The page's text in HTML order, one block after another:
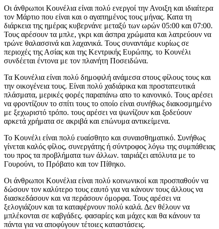
Οι άνθρωποι Κουνέλια είναι πολύ ενεργοί την Ανοιξη και ιδιαίτερα
τον Μάρτιο που είναι και ο αγαπημένος τους μήνας. Κατα τη
διάρκεια της ημέρας κυβερνάνε μεταξύ των ωρών 05:00 και 07:00.
Τους αρέσουν τα μπλε, γκρι και άσπρα χρώματα και λατρεύουν να
τρώνε θαλασσινά και λαχανικά. Τους συναντάμε κυρίως σε
περιοχές της Ασίας και της Κεντρικής Ευρώπης. το Κουνέλι
συνδέεται έντονα με τον πλανήτη Ποσειδώνα.
Τα Κουνέλια είναι πολύ δημοφιλή ανάμεσα στους φίλους τους και
την οικογένεια τους. Είναι πολύ χαδιάρικα και προστατευτικά
πλάσματα, μερικές φορές παραπάνω απο το κανονικό. Τους αρέσει
να φροντίζουν το σπίτι τους το οποίο είναι συνήθως διακοσμημένο
με ξεχωριστό τρόπο. τους αρέσει να ψωνίζουν και ξοδεύουν
αρκετά χρήματα σε ακριβά και επώνυμα αντικείμενα.
Το Κουνέλι είναι πολύ ευαίσθητο και συναισθηματικό. Συνήθως
γίνεται καλός φίλος, συνεργάτης ή σύντροφος λόγω της συμπάθειας
του προς τα προβλήματα των άλλων. ταιριάζει απόλυτα με το
Γουρούνι, το Πρόβατο και τον Πίθηκο.
Οι άνθρωποι Κουνέλια είναι πολύ κοινωνικοί και προσπαθούν να
δώσουν τον καλύτερο τους εαυτό για να κάνουν τους άλλους να
διασκεδάσουν και να περάσουν όμορφα. Τους αρέσει να
ξελογιάζουν και τα καταφέρνουν πολύ καλά. Δεν θέλουν να
μπλέκονται σε καβγάδες. φασαρίες και μάχες και θα κάνουν τα
πάντα για να αποφύγουν τέτοιες καταστάσεις.